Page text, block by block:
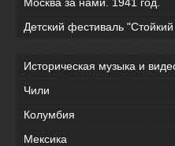
Детский фестиваль
Историческая музыка и
Чили
Колумбия
Мексика